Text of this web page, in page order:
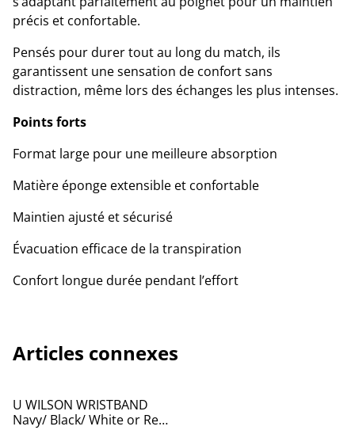
précis et confortable.
Pensés pour durer tout au long du match, ils
garantissent une sensation de confort sans
distraction, même lors des échanges les plus intenses.
Points forts
Format large pour une meilleure absorption
Matière éponge extensible et confortable
Maintien ajusté et sécurisé
Évacuation efficace de la transpiration
Confort longue durée pendant l’effort
Articles connexes
U WILSON WRISTBAND
Navy/ Black/ White or Red